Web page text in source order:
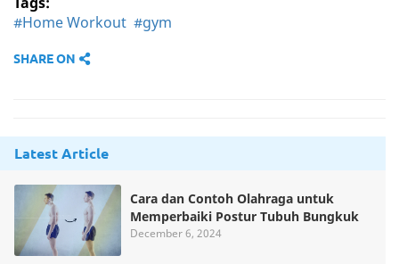
#Home Workout #gym
SHARE ON
Latest Article
Cara dan Contoh Olahraga untuk
Memperbaiki Postur Tubuh Bungkuk
December 6, 2024